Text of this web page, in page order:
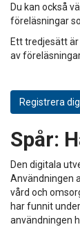
Du kan också
föreläsningar
Ett tredjesätt
av
Registrera
Spår:
Den digitala
Användningen
vård och
har funnit
användningen